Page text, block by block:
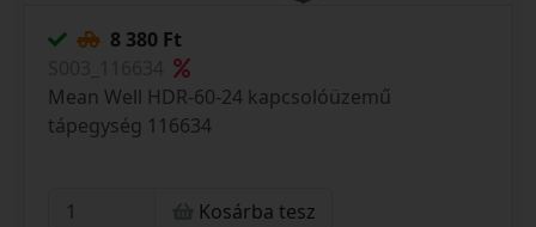
8 380 Ft
Mean Well HDR-60-24 kapcsolóüzemű
tápegység 116634
Kosárba tesz